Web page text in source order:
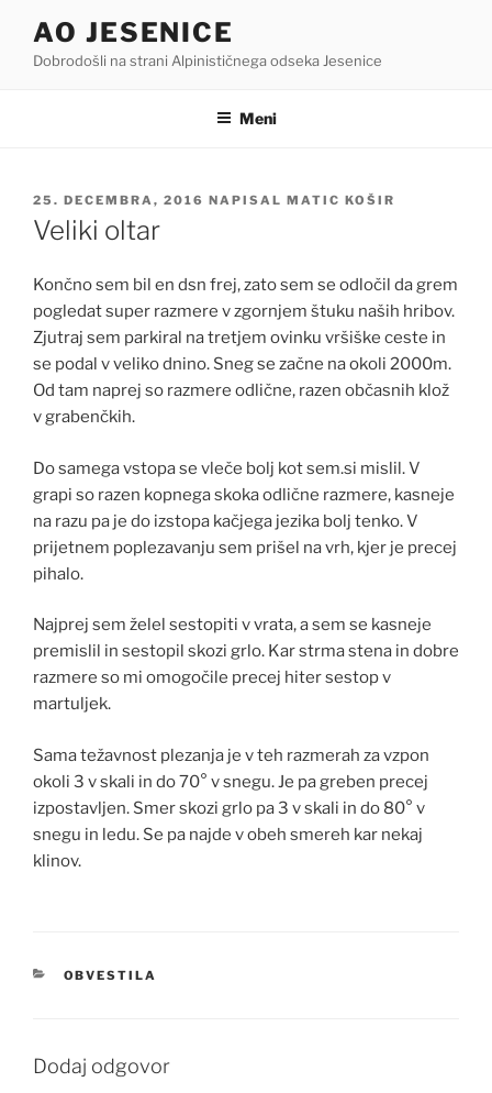
vsebino
AO JESENICE
Dobrodošli na strani Alpinističnega odseka Jesenice
Meni
OBJAVLJENO
DNE
25. DECEMBRA, 2016 NAPISAL MATIC KOŠIR
Veliki oltar
Končno sem bil en dsn frej, zato sem se odločil da grem
pogledat super razmere v zgornjem štuku naših hribov.
Zjutraj sem parkiral na tretjem ovinku vršiške ceste in
se podal v veliko dnino. Sneg se začne na okoli 2000m.
Od tam naprej so razmere odlične, razen občasnih klož
v grabenčkih.
Do samega vstopa se vleče bolj kot sem.si mislil. V
grapi so razen kopnega skoka odlične razmere, kasneje
na razu pa je do izstopa kačjega jezika bolj tenko. V
prijetnem poplezavanju sem prišel na vrh, kjer je precej
pihalo.
Najprej sem želel sestopiti v vrata, a sem se kasneje
premislil in sestopil skozi grlo. Kar strma stena in dobre
razmere so mi omogočile precej hiter sestop v
martuljek.
Sama težavnost plezanja je v teh razmerah za vzpon
okoli 3 v skali in do 70° v snegu. Je pa greben precej
izpostavljen. Smer skozi grlo pa 3 v skali in do 80° v
snegu in ledu. Se pa najde v obeh smereh kar nekaj
klinov.
KATEGORIJE
OBVESTILA
Dodaj odgovor